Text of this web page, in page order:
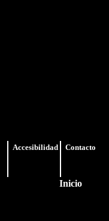
Accesibilidad Contacto
Inicio